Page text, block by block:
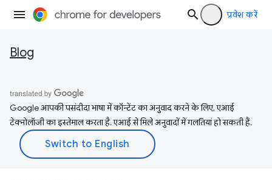
प्रवेश करें
Blog
Google आपकी पसंदीदा भाषा में कॉन्टेंट का अनुवाद करने के लिए, एआई
टेक्नोलॉजी का इस्तेमाल करता है. एआई से मिले अनुवादों में गलतियां हो सकती हैं.